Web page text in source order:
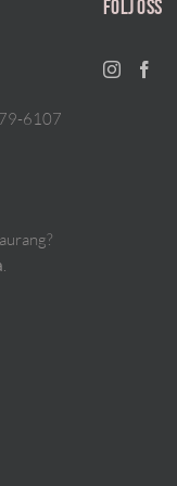
6107
FÖLJ OSS